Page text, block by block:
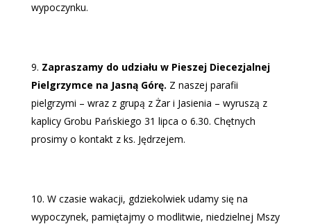
wypoczynku.
Zapraszamy do udziału w Pieszej Diecezjalnej
Pielgrzymce na Jasną Górę. Z naszej parafii
pielgrzymi – wraz z grupą z Żar i Jasienia – wyruszą z
kaplicy Grobu Pańskiego 31 lipca o 6.30. Chętnych
prosimy o kontakt z ks. Jędrzejem.
W czasie wakacji, gdziekolwiek udamy się na
wypoczynek, pamiętajmy o modlitwie, niedzielnej Mszy